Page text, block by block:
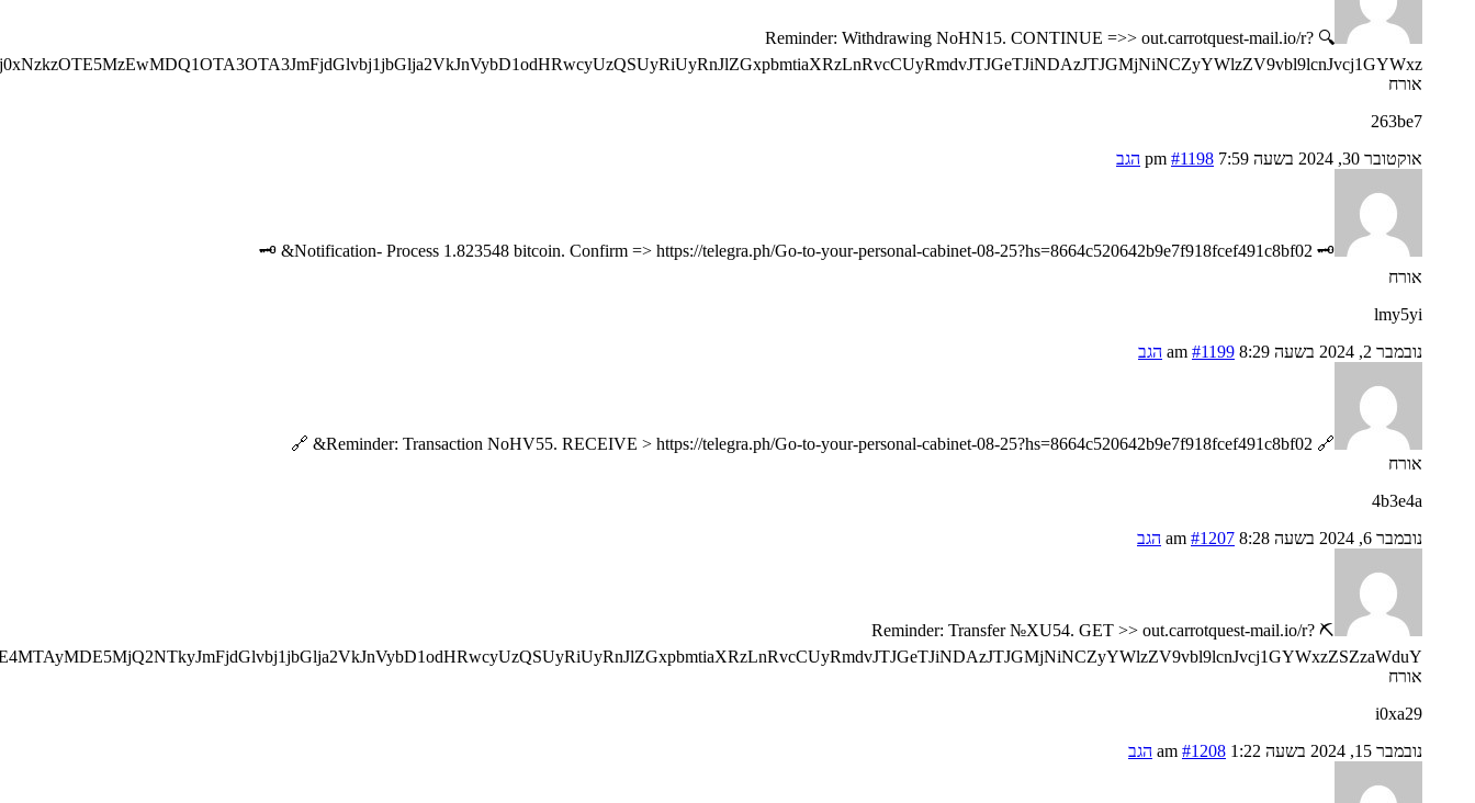
🔍 Reminder: Withdrawing NoHN15. CONTINUE =>> out.carrotquest-mail.io/r?
אורח
263be7
אוקטובר 30, 2024 בשעה 7:59 pm
#1198 הגב
🗝 Notification- Process 1.823548 bitcoin. Confirm => https://telegra.ph/Go-to-your-personal-cabinet-08-25?hs=8664c520642b9e7f918fcef491c8bf02& 🗝
אורח
lmy5yi
נובמבר 2, 2024 בשעה 8:29 am
#1199 הגב
🔗 Reminder: Transaction NoHV55. RECEIVE > https://telegra.ph/Go-to-your-personal-cabinet-08-25?hs=8664c520642b9e7f918fcef491c8bf02& 🔗
אורח
4b3e4a
נובמבר 6, 2024 בשעה 8:28 am
#1207 הגב
⛏ Reminder: Transfer №XU54. GET >> out.carrotquest-mail.io/r?
אורח
i0xa29
נובמבר 15, 2024 בשעה 1:22 am
#1208 הגב